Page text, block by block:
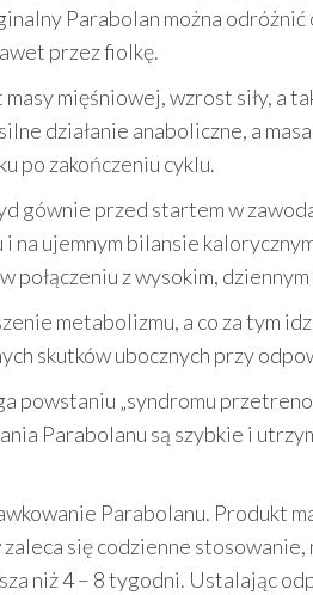
Parabolan można
przez fiolkę.
mięśniowej, wzrost siły, a
działanie anaboliczne, a
po zakończeniu cyklu.
gównie przed startem w
na ujemnym bilansie
połączeniu z wysokim,
metabolizmu, a co za tym
skutków ubocznych przy
powstaniu „syndromu
Parabolanu są szybkie i
Parabolanu. Produkt
się codzienne stosowanie,
niż 4 – 8 tygodni. Ustalając